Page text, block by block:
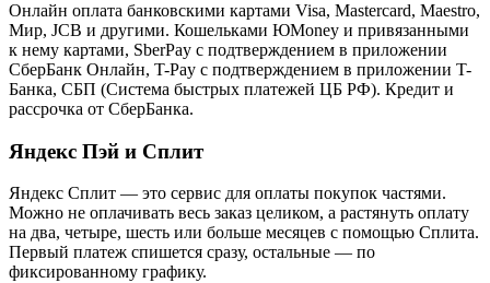
Онлайн оплата банковскими картами Visa, Mastercard, Maestro,
Мир, JCB и другими. Кошельками ЮMoney и привязанными
к нему картами, SberPay с подтверждением в приложении
СберБанк Онлайн, T-Pay с подтверждением в приложении T-
Банка, СБП (Система быстрых платежей ЦБ РФ). Кредит и
рассрочка от СберБанка.
Яндекс Пэй и Сплит
Яндекс Cплит — это сервис для оплаты покупок частями.
Можно не оплачивать весь заказ целиком, а растянуть оплату
на два, четыре, шесть или больше месяцев с помощью Сплита.
Первый платеж спишется сразу, остальные — по
фиксированному графику.